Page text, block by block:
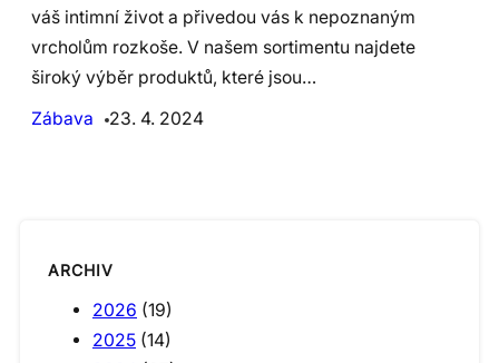
váš intimní život a přivedou vás k nepoznaným
vrcholům rozkoše. V našem sortimentu najdete
široký výběr produktů, které jsou…
Zábava
23. 4. 2024
ARCHIV
2026 (19)
2025 (14)